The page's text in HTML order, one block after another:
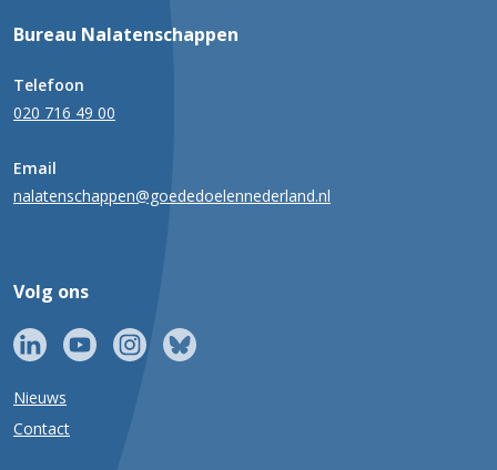
Bureau Nalatenschappen
Telefoon
020 716 49 00
Email
nalatenschappen@goededoelennederland.nl
Volg ons
Nieuws
Contact